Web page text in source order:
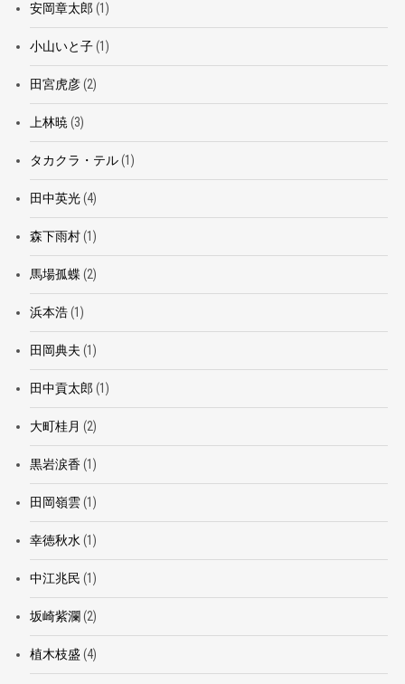
安岡章太郎 (1)
小山いと子(1)
田宮虎彦(2)
上林暁 (3)
タカクラ・テル(1)
田中英光(4)
森下雨村(1)
馬場孤蝶 (2)
浜本浩(1)
田岡典夫 (1)
田中貢太郎 (1)
大町桂月 (2)
黒岩涙香(1)
田岡嶺雲(1)
幸徳秋水 (1)
中江兆民 (1)
坂崎紫瀾 (2)
植木枝盛 (4)